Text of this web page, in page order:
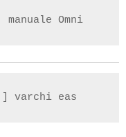
manuale Omni
varchi eas